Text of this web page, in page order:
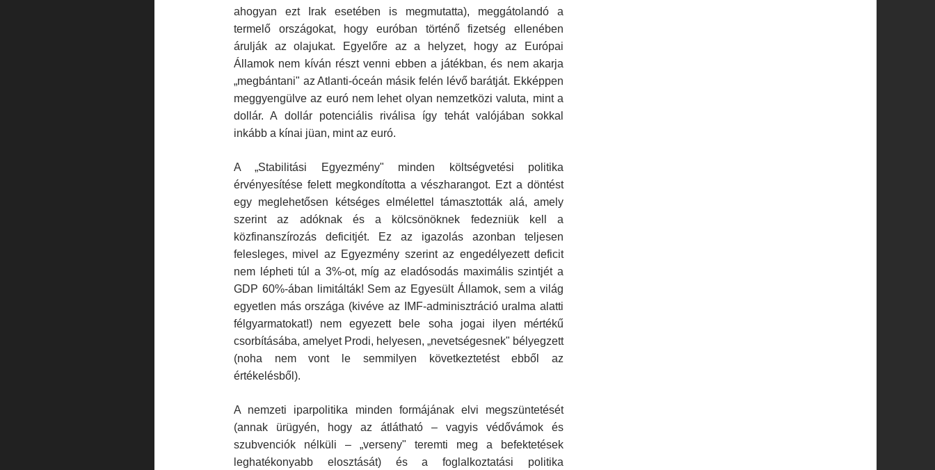
ahogyan ezt Irak esetében is megmutatta), meggátolandó a
termelő országokat, hogy euróban történő fizetség ellenében
árulják az olajukat. Egyelőre az a helyzet, hogy az Európai
Államok nem kíván részt venni ebben a játékban, és nem akarja
„megbántani" az Atlanti-óceán másik felén lévő barátját. Ekképpen
meggyengülve az euró nem lehet olyan nemzetközi valuta, mint a
dollár. A dollár potenciális riválisa így tehát valójában sokkal
inkább a kínai jüan, mint az euró.
A „Stabilitási Egyezmény" minden költségvetési politika
érvényesítése felett megkondította a vészharangot. Ezt a döntést
egy meglehetősen kétséges elmélettel támasztották alá, amely
szerint az adóknak és a kölcsönöknek fedezniük kell a
közfinanszírozás deficitjét. Ez az igazolás azonban teljesen
felesleges, mivel az Egyezmény szerint az engedé­lyezett deficit
nem lépheti túl a 3%-ot, míg az eladósodás maximális szintjét a
GDP 60%-ában limitálták! Sem az Egyesült Államok, sem a világ
egyetlen más országa (kivéve az IMF-adminisztráció uralma alatti
félgyarmatokat!) nem egyezett bele soha jogai ilyen mértékű
csorbítá­sába, amelyet Prodi, helyesen, „nevetségesnek" bélyegzett
(noha nem vont le semmilyen következtetést ebből az
értékelésből).
A nemzeti iparpolitika minden formájának elvi megszüntetését
(annak ürügyén, hogy az átlátható – vagyis védővámok és
szubvenciók nélküli – „verseny" teremti meg a befektetések
leghatékonyabb elosztását) és a foglalkoztatási politika